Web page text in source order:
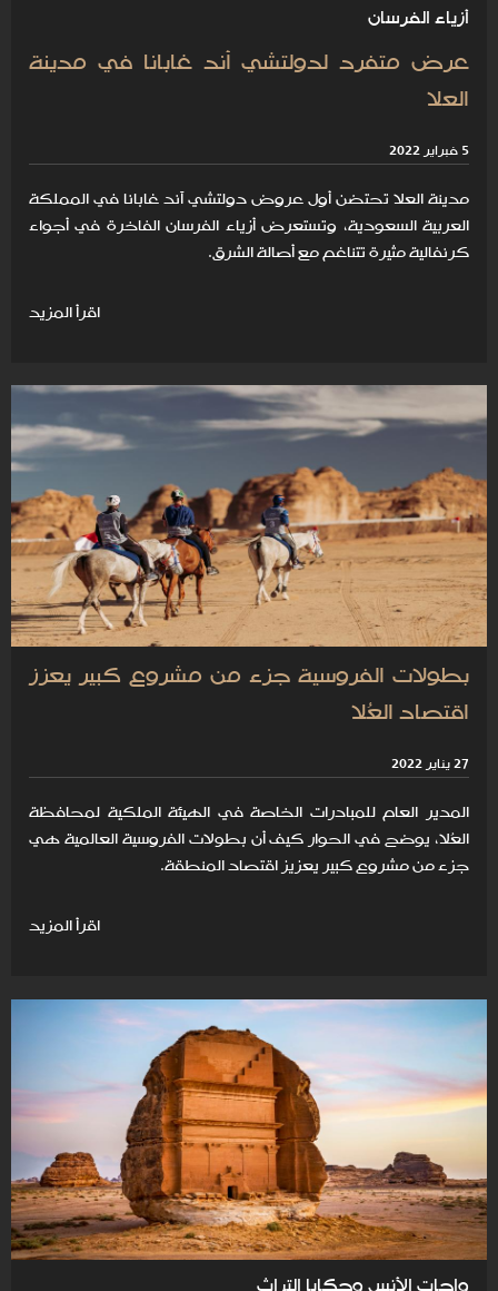
أزياء الفرسان
عرض متفرد لدولتشي أند غابانا في مدينة
العلا
5 فبراير 2022
مدينة العلا تحتضن أول عروض دولتشي آند غابانا في المملكة
العربية السعودية، وتستعرض أزياء الفرسان الفاخرة في أجواء
كرنفالية مثيرة تتناغم مع أصالة الشرق.
اقرأ المزيد
بطولات الفروسية جزء من مشروع كبير يعزز
اقتصاد العُلا
27 يناير 2022
المدير العام للمبادرات الخاصة في الهيئة الملكية لمحافظة
العُلا، يوضح في الحوار كيف أن بطولات الفروسية العالمية هي
جزء من مشروع كبير يعزيز اقتصاد المنطقة.
اقرأ المزيد